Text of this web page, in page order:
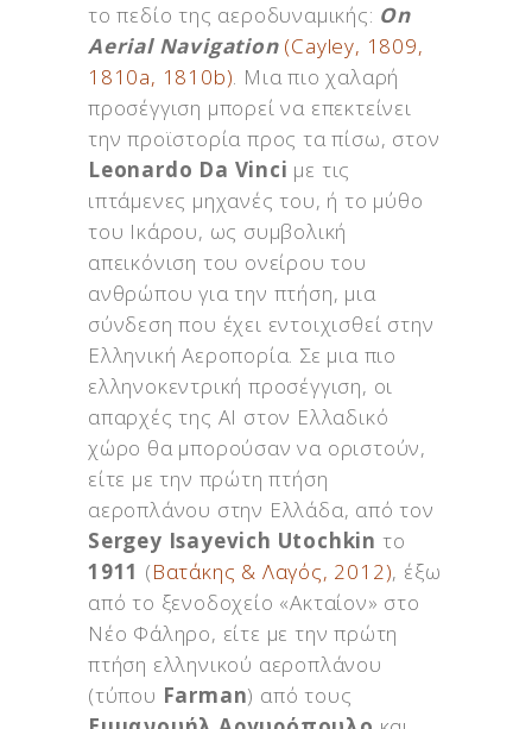
το πεδίο της αεροδυναμικής: On
Aerial Navigation (Cayley, 1809,
1810a, 1810b). Μια πιο χαλαρή
προσέγγιση μπορεί να επεκτείνει
την προϊστορία προς τα πίσω, στον
Leonardo Da Vinci με τις
ιπτάμενες μηχανές του, ή το μύθο
του Ικάρου, ως συμβολική
απεικόνιση του ονείρου του
ανθρώπου για την πτήση, μια
σύνδεση που έχει εντοιχισθεί στην
Ελληνική Αεροπορία. Σε μια πιο
ελληνοκεντρική προσέγγιση, οι
απαρχές της ΑΙ στον Ελλαδικό
χώρο θα μπορούσαν να οριστούν,
είτε με την πρώτη πτήση
αεροπλάνου στην Ελλάδα, από τον
Sergey Isayevich Utochkin το
1911 (Βατάκης & Λαγός, 2012), έξω
από το ξενοδοχείο «Ακταίον» στο
Νέο Φάληρο, είτε με την πρώτη
πτήση ελληνικού αεροπλάνου
(τύπου Farman) από τους